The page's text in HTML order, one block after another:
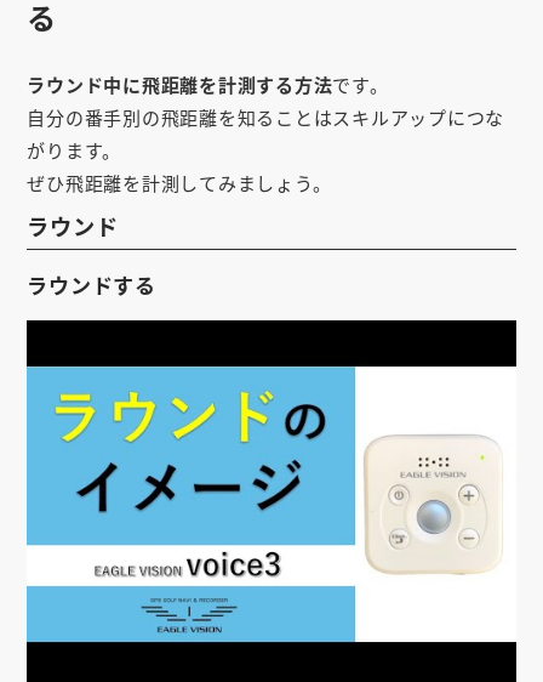
会社概要
お問い合わせ
る
ラウンド中に飛距離を計測する方法です。
自分の番手別の飛距離を知ることはスキルアップにつな
がります。
ぜひ飛距離を計測してみましょう。
ラウンド
ラウンドする